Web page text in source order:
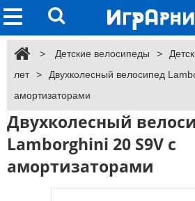
> Детские велосипеды >
лет
>
Двухколесный велосипед
амортизаторами
Двухколесный
Lamborghini 20 S9V с
амортизаторами